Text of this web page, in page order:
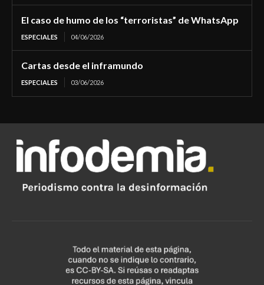
El caso de humo de los “terroristas” de WhatsApp
ESPECIALES 04/06/2026
Cartas desde el inframundo
ESPECIALES 03/06/2026